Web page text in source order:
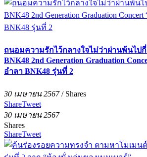
ถนอมความรักไว้กลางใจไม่ว่าผ่านพ้นไป
BNK48 2nd Generation Graduation
อำลา BNK48 รุ่นที่ 2
30 เมษายน 2567/ Shares
ShareTweet
30 เมษายน 2567
Shares
ShareTweet